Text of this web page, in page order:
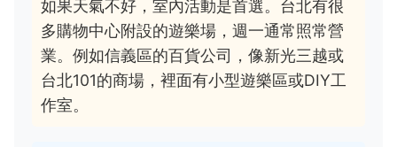
如果天氣不好，室內活動是首選。台北有很
多購物中心附設的遊樂場，週一通常照常營
業。例如信義區的百貨公司，像新光三越或
台北101的商場，裡面有小型遊樂區或DIY工
作室。